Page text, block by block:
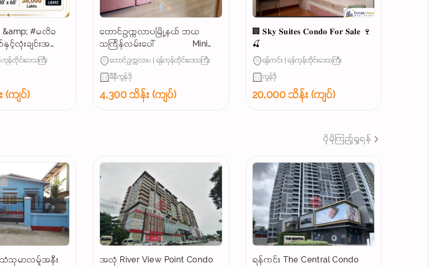
&amp; #မလိခ
င့်လုံးချင်းအ
ကုန်တိုင်းဒေသကြီး
(ကျပ်)
တောင်ဥက္ကလာပမြို့နယ် ဘယ
သင်္ကြန်လမ်းပေါ် Mini
Condo အရောင်း (𝐏𝐎𝐒𝐓 𝐍𝐎.291
တောင်ဥက္ကလာပ | ရန်ကုန်တိုင်းဒေသကြီး
မီနီကွန်ဒို
4,300 သိန်း (ကျပ်)
🏢 𝐒𝐤𝐲 𝐒𝐮𝐢𝐭𝐞𝐬 𝐂𝐨𝐧𝐝𝐨 𝐅𝐨𝐫 𝐒𝐚𝐥𝐞 🍷
🍒
ရန်ကင်း | ရန်ကုန်တိုင်းဒေသကြီး
ကွန်ဒို
20,000 သိန်း (ကျပ်)
ပိုမိုကြည့်ရှုရန်
သံသုမာလမ်ူအနီး
အလုံ River View Point Condo
ရန်ကင်း The Central Condo